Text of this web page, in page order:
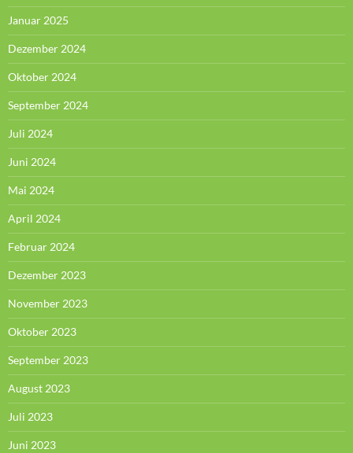
Januar 2025
Dezember 2024
Oktober 2024
September 2024
Juli 2024
Juni 2024
Mai 2024
April 2024
Februar 2024
Dezember 2023
November 2023
Oktober 2023
September 2023
August 2023
Juli 2023
Juni 2023